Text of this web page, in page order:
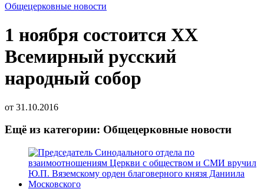
Общецерковные новости
1 ноября состоится XX
Всемирный русский
народный собор
от 31.10.2016
Ещё из категории: Общецерковные новости